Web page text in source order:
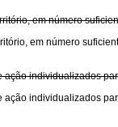
em número
em número
individualizados
individualizados